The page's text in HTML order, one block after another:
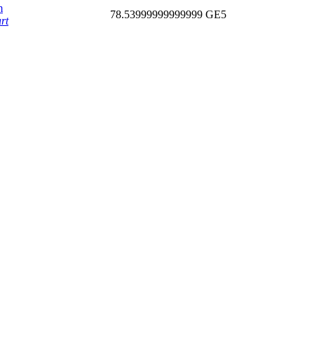
78.53999999999999 GE5